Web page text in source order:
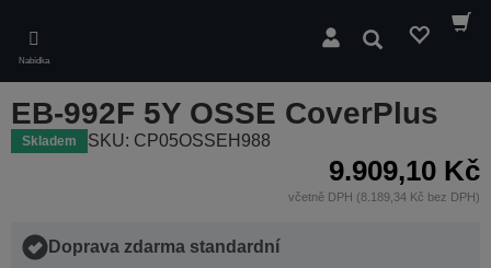
main
content
Nabídka
Hledat
EB-992F 5Y OSSE CoverPlus
Skladem SKU: CP05OSSEH988
9.909,10 Kč
včetně DPH (8.189,34 Kč bez DPH)
Doprava zdarma standardní